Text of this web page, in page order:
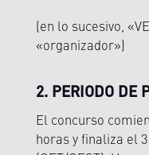
(en lo sucesivo,
«organizador»)
2. PERIODO DE
El concurso
horas y finaliza el